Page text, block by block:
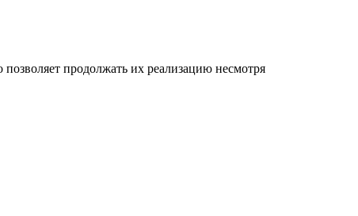
продолжать их реализацию несмотря